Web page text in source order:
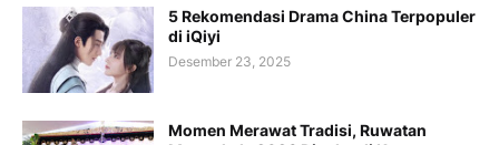
5 Rekomendasi Drama China Terpopuler
di iQiyi
Desember 23, 2025
Momen Merawat Tradisi, Ruwatan